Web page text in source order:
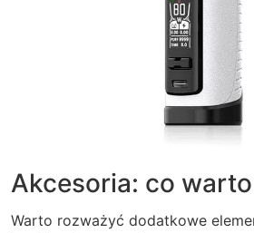
Akcesoria: co
Warto rozważyć dodatkowe